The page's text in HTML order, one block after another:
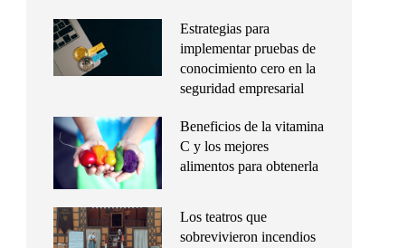
Estrategias para
implementar pruebas de
conocimiento cero en la
seguridad empresarial
Beneficios de la vitamina
C y los mejores
alimentos para obtenerla
Los teatros que
sobrevivieron incendios